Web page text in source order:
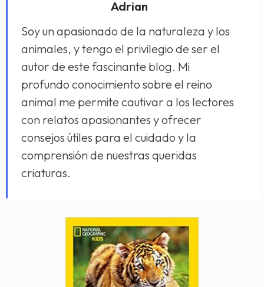
Adrian
Soy un apasionado de la naturaleza y los
animales, y tengo el privilegio de ser el
autor de este fascinante blog. Mi
profundo conocimiento sobre el reino
animal me permite cautivar a los lectores
con relatos apasionantes y ofrecer
consejos útiles para el cuidado y la
comprensión de nuestras queridas
criaturas.